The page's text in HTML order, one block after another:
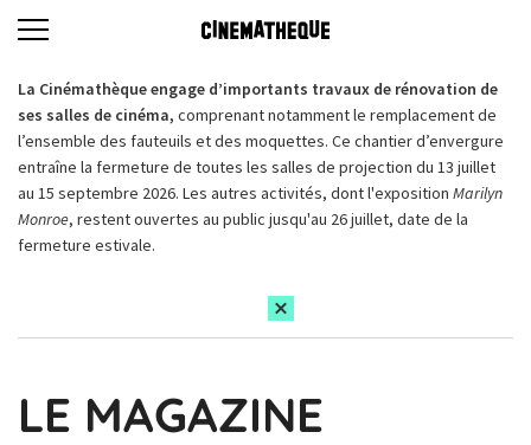
La Cinémathèque engage d’importants travaux de rénovation de
ses salles de cinéma, comprenant notamment le remplacement de
l’ensemble des fauteuils et des moquettes. Ce chantier d’envergure
entraîne la fermeture de toutes les salles de projection du 13 juillet
au 15 septembre 2026. Les autres activités, dont l'exposition Marilyn
Monroe, restent ouvertes au public jusqu'au 26 juillet, date de la
fermeture estivale.
LE MAGAZINE